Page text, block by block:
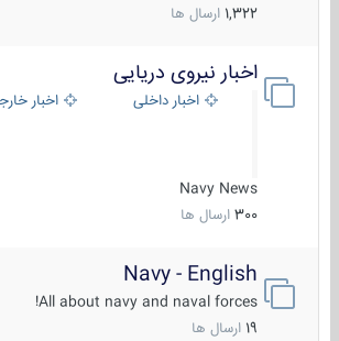
1,322 ارسال ها
اخبار نیروی دریایی
اخبار داخلی اخبار خارجی
Navy News
300 ارسال ها
Navy - English
All about navy and naval forces!
ارسال ها